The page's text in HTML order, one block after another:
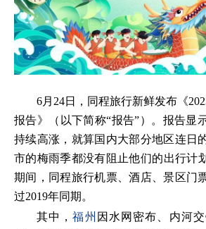
6月24日，同程旅行新鲜发布《
报告》（以下简称“报告”）。报告显
持续高涨，就算国内大部分地区连日
市的梅雨季都没有阻止他们的出行计
期间，同程旅行机票、酒店、景区门
过2019年同期。
其中，福州 因水网密布、内河